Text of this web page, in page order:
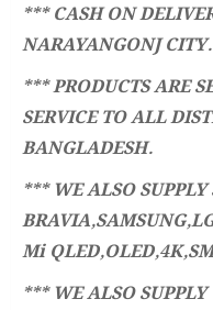
*** CASH ON
NARAYANGONJ CITY.
*** PRODUCTS ARE
SERVICE TO ALL
BANGLADESH.
*** WE ALSO SUPPLY
Mi
*** WE ALSO SUPPLY